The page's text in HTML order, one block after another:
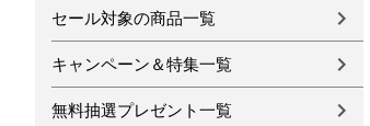
セール対象の商品一覧
キャンペーン＆特集一覧
無料抽選プレゼント一覧